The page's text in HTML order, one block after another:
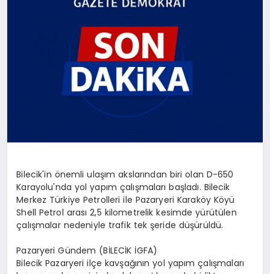
Bilecik'in önemli ulaşım akslarından biri olan D-650
Karayolu'nda yol yapım çalışmaları başladı. Bilecik
Merkez Türkiye Petrolleri ile Pazaryeri Karaköy Köyü
Shell Petrol arası 2,5 kilometrelik kesimde yürütülen
çalışmalar nedeniyle trafik tek şeride düşürüldü.
Pazaryeri Gündem (BİLECİK İGFA)
Bilecik Pazaryeri ilçe kavşağının yol yapım çalışmaları